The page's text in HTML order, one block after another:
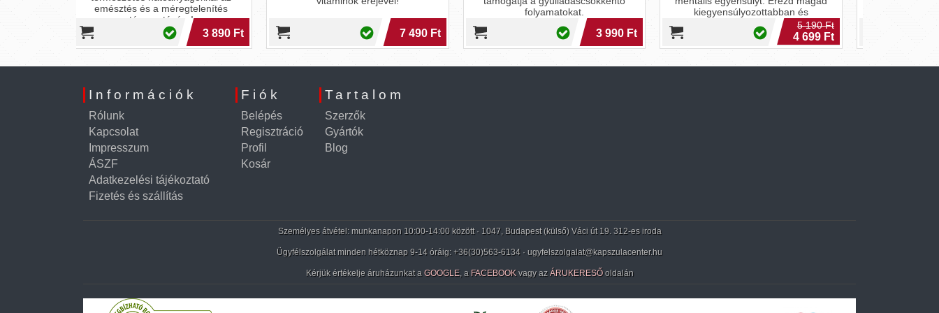
7 490 Ft 3 990 Ft
kiegyensúlyozottabban és
energikusabban!
4 699 Ft
vizelési panaszokat és óvd meg
prosztatád egészségét a díjnyertes
kapszulával!
9 990 Ft
Információk
Rólunk
Kapcsolat
Impresszum
ÁSZF
Adatkezelési tájékoztató
Fizetés és szállítás
Fiók
Belépés
Regisztráció
Profil
Kosár
Tartalom
Szerzők
Gyártók
Blog
Személyes átvétel: munkanapon 10:00-14:00 között · 1047, Budapest (külső) Váci út 19. 312-es iroda
Ügyfélszolgálat minden hétköznap 9-14 óráig: +36(30)563-6134 · ugyfelszolgalat@kapszulacenter.hu
Kérjük értékelje áruházunkat a GOOGLE, a FACEBOOK vagy az ÁRUKERESŐ oldalán